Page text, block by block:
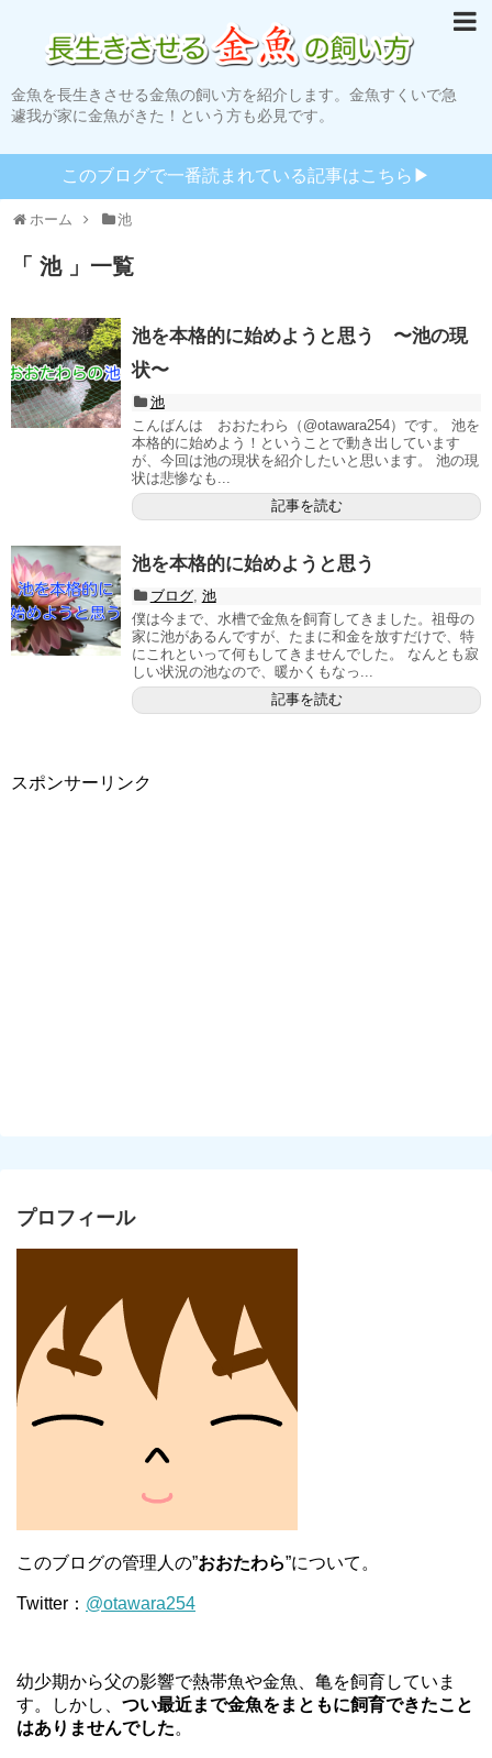
金魚を長生きさせる金魚の飼い方を紹介します。金魚すくいで急
遽我が家に金魚がきた！という方も必見です。
このブログで一番読まれている記事はこちら▶︎
ホーム 池
「 池 」一覧
池を本格的に始めようと思う 〜池の現
状〜
池
こんばんは おおたわら（@otawara254）です。 池を
本格的に始めよう！ということで動き出しています
が、今回は池の現状を紹介したいと思います。 池の現
状は悲惨なも...
記事を読む
池を本格的に始めようと思う
ブログ, 池
僕は今まで、水槽で金魚を飼育してきました。祖母の
家に池があるんですが、たまに和金を放すだけで、特
にこれといって何もしてきませんでした。 なんとも寂
しい状況の池なので、暖かくもなっ...
記事を読む
スポンサーリンク
プロフィール
このブログの管理人の”おおたわら”について。
Twitter： @otawara254
幼少期から父の影響で熱帯魚や金魚、亀を飼育していま
す。しかし、 つい最近まで金魚をまともに飼育できたこと
はありませんでした。